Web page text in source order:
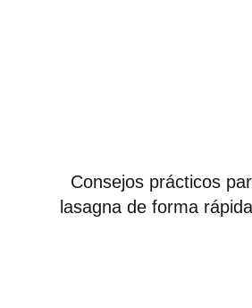
Consejos prácticos
lasagna de forma